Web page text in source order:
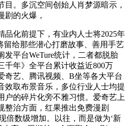
。多沉空间创始人肖梦源暗示，
剧的火爆，
化前提下，有业内人士将2025年
留给那些潜心打磨故事、善用手艺
平台WeTure统计，二者都脱胎
千年》全平台累计收益近800万
奇艺、腾讯视频、B坐等各大平台
效取布景音乐，多位行业人士均提
户的碎片化旁不雅习惯。爱奇艺上
整治方面，红果推出免费漫剧
倍数级增加。以往，而是做为‘新